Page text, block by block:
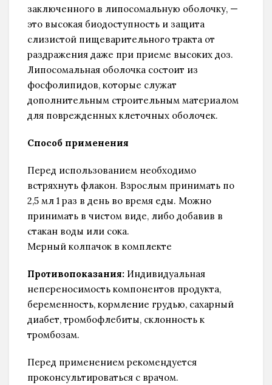
заключенного в липосомальную оболочку, —
это высокая биодоступность и защита
слизистой пищеварительного тракта от
раздражения даже при приеме высоких доз.
Липосомальная оболочка состоит из
фосфолипидов, которые служат
дополнительным строительным материалом
для поврежденных клеточных оболочек.
Способ применения
Перед использованием необходимо
встряхнуть флакон. Взрослым принимать по
2,5 мл 1 раз в день во время еды. Можно
принимать в чистом виде, либо добавив в
стакан воды или сока.
Мерный колпачок в комплекте
Противопоказания: Индивидуальная
непереносимость компонентов продукта,
беременность, кормление грудью, сахарный
диабет, тромбофлебиты, склонность к
тромбозам.
Перед применением рекомендуется
проконсультироваться с врачом.